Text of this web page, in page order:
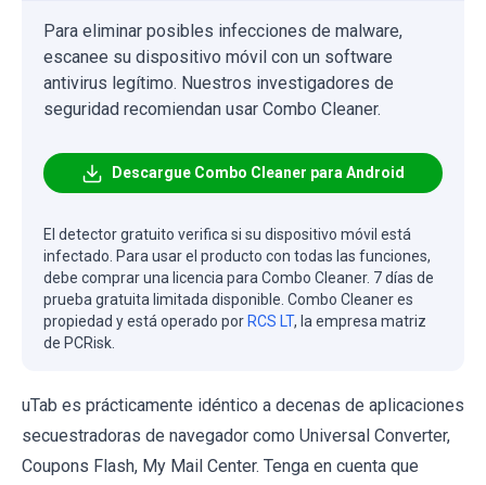
Para eliminar posibles infecciones de malware,
escanee su dispositivo móvil con un software
antivirus legítimo. Nuestros investigadores de
seguridad recomiendan usar Combo Cleaner.
Descargue Combo Cleaner para Android
El detector gratuito verifica si su dispositivo móvil está
infectado. Para usar el producto con todas las funciones,
debe comprar una licencia para Combo Cleaner. 7 días de
prueba gratuita limitada disponible. Combo Cleaner es
propiedad y está operado por RCS LT, la empresa matriz
de PCRisk.
uTab es prácticamente idéntico a decenas de aplicaciones
secuestradoras de navegador como Universal Converter,
Coupons Flash, My Mail Center. Tenga en cuenta que